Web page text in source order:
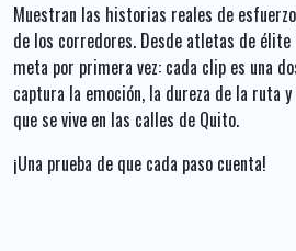
Muestran las historias reales de
de los corredores. Desde atletas de
meta por primera vez: cada clip es una
captura la emoción, la dureza de la ruta
que se vive en las calles de Quito.
¡Una prueba de que cada paso cuenta!